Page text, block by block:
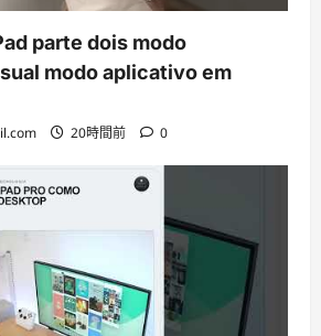
parte dois modo
modo aplicativo em
20時間前 0